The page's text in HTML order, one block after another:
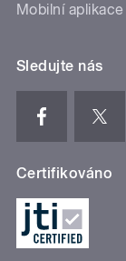
Mobilní aplikace
Sledujte nás
Certifikováno